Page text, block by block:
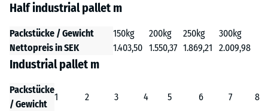
Half industrial pallet m
Packstücke / Gewicht 150kg 200kg 250kg
300kg
Nettopreis in SEK
1.403,50 1.550,37 1.869,21 2.009,98
Industrial pallet m
Packstücke
/ Gewicht
1 2 3 4 5 6 7
8